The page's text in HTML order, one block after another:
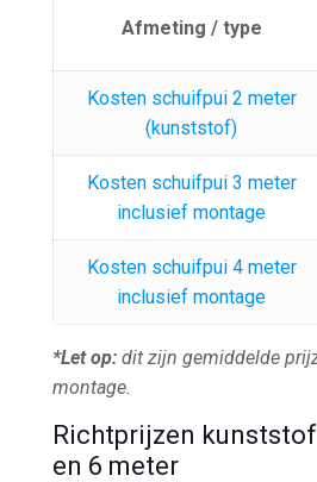
Afmeting / type
Kosten schuifpui 2 meter
(kunststof)
Kosten schuifpui 3 meter
inclusief montage
Kosten schuifpui 4 meter
inclusief montage
*Let op: dit zijn gemiddelde
montage.
Richtprijzen
en 6 meter